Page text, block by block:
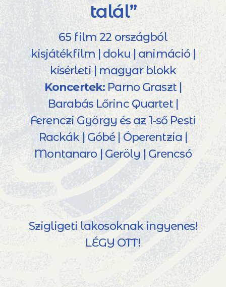
talál”
65 film 22 országból
kisjátékfilm | doku | animáció |
kísérleti | magyar blokk
Koncertek: Parno Graszt |
Barabás Lőrinc Quartet |
Ferenczi György és az 1-ső Pesti
Rackák | Góbé | Óperentzia |
Montanaro | Geröly | Grencsó
Szigligeti lakosoknak ingyenes!
LÉGY OTT!